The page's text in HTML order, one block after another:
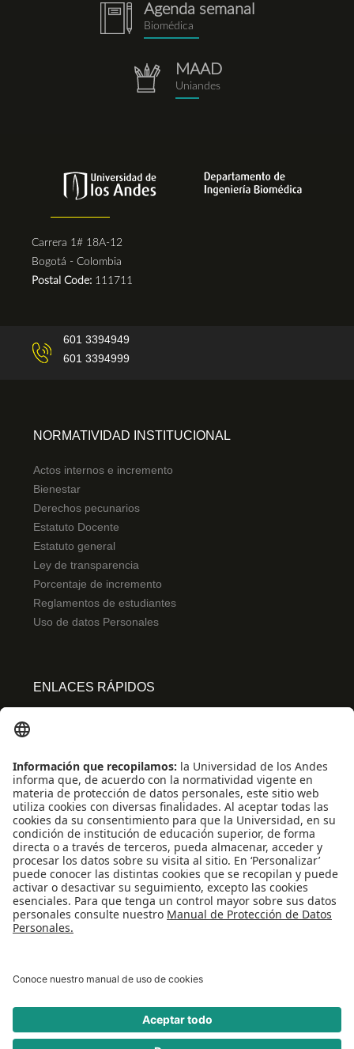
notebook.png
Agenda semanal
Biomédica
repositorio.png
MAAD
Uniandes
Carrera 1# 18A-12
Bogotá - Colombia
Postal Code: 111711
601 3394949
601 3394999
NORMATIVIDAD INSTITUCIONAL
Actos internos e incremento
Bienestar
Derechos pecunarios
Estatuto Docente
Estatuto general
Ley de transparencia
Porcentaje de incremento
Reglamentos de estudiantes
Uso de datos Personales
ENLACES RÁPIDOS
Convivencia y transparencia
Emergencias: Extensión 0000
Eventos destacados
Mapa del Sitio
Multimedia
Noticias
Preguntas frecuentes
Reconocimiento como Universidad: Decreto 1297 del 30 de mayo de 1964.